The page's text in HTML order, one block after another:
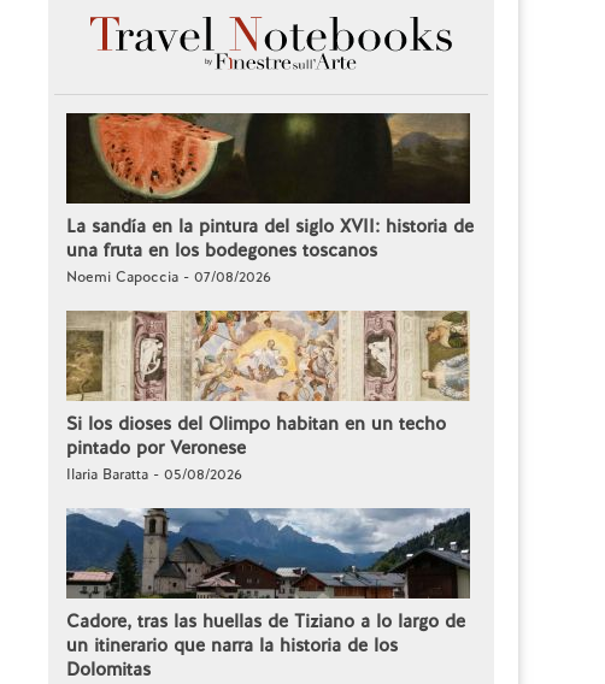
La sandía en la pintura del siglo XVII: historia de
una fruta en los bodegones toscanos
Noemi Capoccia - 07/08/2026
Si los dioses del Olimpo habitan en un techo
pintado por Veronese
Ilaria Baratta - 05/08/2026
Cadore, tras las huellas de Tiziano a lo largo de
un itinerario que narra la historia de los
Dolomitas